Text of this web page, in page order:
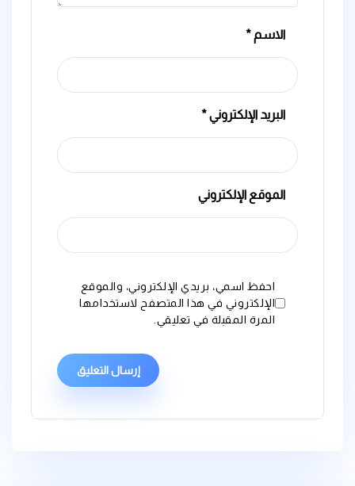
الاسم *
البريد الإلكتروني*
الموقع الإلكتروني
احفظ اسمي، بريدي الإلكتروني، والموقع
الإلكتروني في هذا المتصفح لاستخدامها
المرة المقبلة في تعليقي.